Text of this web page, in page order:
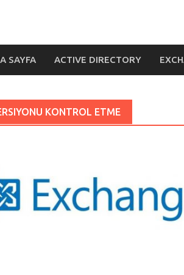
SAYFA ACTIVE DIRECTORY
KONTROL ETME